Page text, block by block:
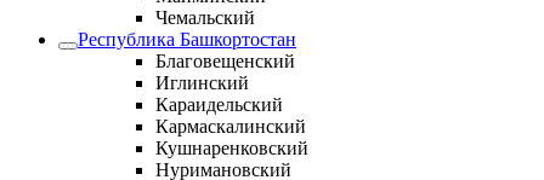
Чемальский
Республика Башкортостан
Благовещенский
Иглинский
Караидельский
Кармаскалинский
Кушнаренковский
Нуримановский